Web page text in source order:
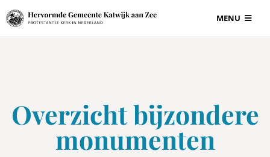
Ga
naar
MENU
GRAF EN
Overzicht bijzondere
monumenten